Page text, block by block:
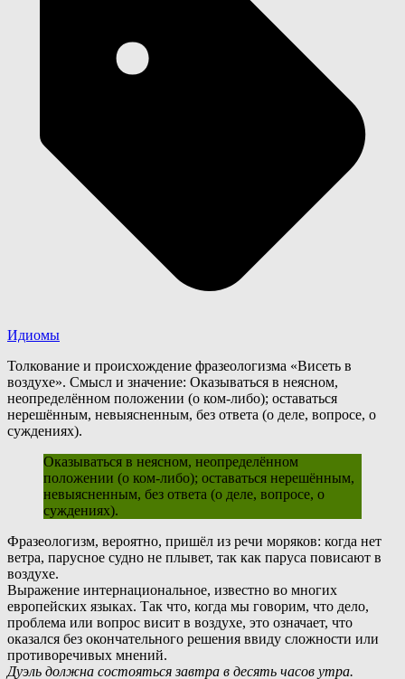
Идиомы
Толкование и происхождение фразеологизма «Висеть в
воздухе». Смысл и значение: Оказываться в неясном,
неопределённом положении (о ком-либо); оставаться
нерешённым, невыясненным, без ответа (о деле, вопросе, о
суждениях).
Оказываться в неясном, неопределённом
положении (о ком-либо); оставаться нерешённым,
невыясненным, без ответа (о деле, вопросе, о
суждениях).
Фразеологизм, вероятно, пришёл из речи моряков: когда нет
ветра, парусное судно не плывет, так как паруса повисают в
воздухе.
Выражение интернациональное, известно во многих
европейских языках. Так что, когда мы говорим, что дело,
проблема или вопрос висит в воздухе, это означает, что
оказался без окончательного решения ввиду сложности или
противоречивых мнений.
Дуэль должна состояться завтра в десять часов утра.